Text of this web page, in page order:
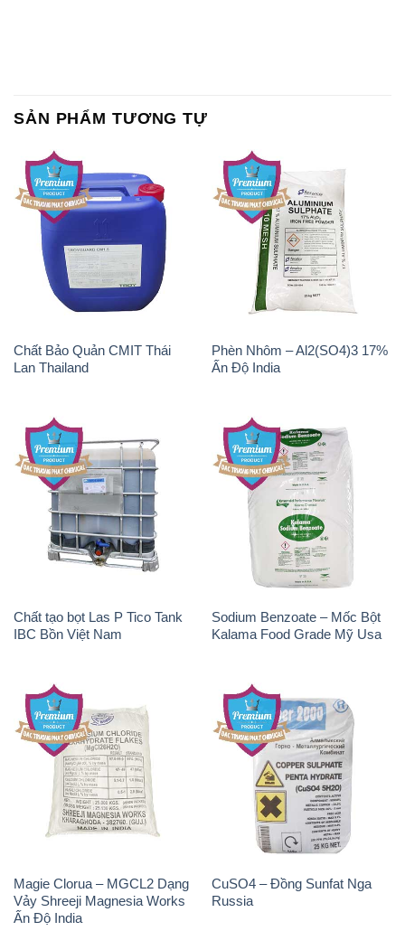
SẢN PHẨM TƯƠNG TỰ
Chất Bảo Quản CMIT Thái
Lan Thailand
Phèn Nhôm – Al2(SO4)3 17%
Ấn Độ India
Chất tạo bọt Las P Tico Tank
IBC Bồn Việt Nam
Sodium Benzoate – Mốc Bột
Kalama Food Grade Mỹ Usa
Magie Clorua – MGCL2 Dạng
Vảy Shreeji Magnesia Works
Ấn Độ India
CuSO4 – Đồng Sunfat Nga
Russia